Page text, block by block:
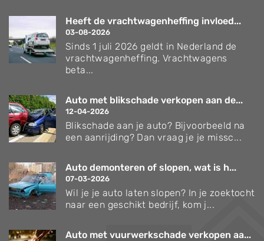
Heeft de vrachtwagenheffing invloed...
03-08-2026
Sinds 1 juli 2026 geldt in Nederland de
vrachtwagenheffing. Vrachtwagens
beta...
Auto met blikschade verkopen aan de...
12-04-2026
Blikschade aan je auto? Bijvoorbeeld na
een aanrijding? Dan vraag je je missc...
Auto demonteren of slopen, wat is h...
07-03-2026
Wil je je auto laten slopen? In je zoektocht
naar een geschikt bedrijf, kom j...
Auto met vuurwerkschade verkopen aa...